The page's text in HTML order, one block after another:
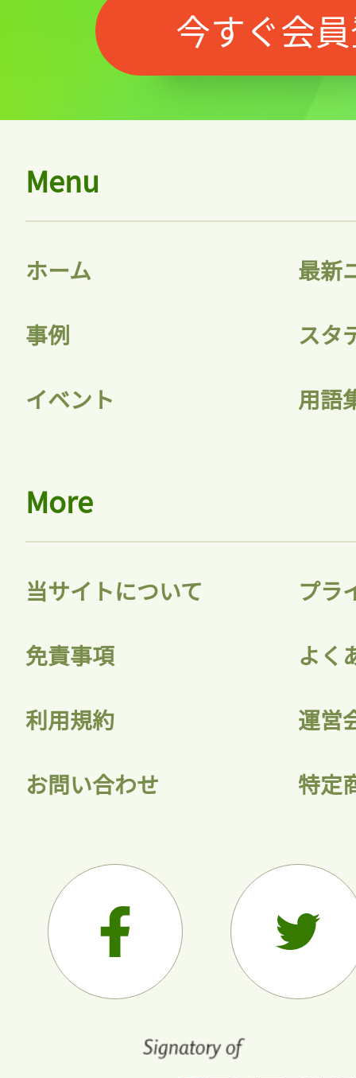
記事をお気に入りに
ログインが必
ログイン
今すぐ会
Menu
ホーム 最新
事例 スタ
イベント 用語
More
当サイトについて プラ
免責事項 よく
利用規約 運営
お問い合わせ 特定